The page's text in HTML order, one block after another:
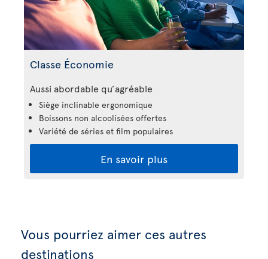
Classe Économie
Aussi abordable qu’agréable
Siège inclinable ergonomique
Boissons non alcoolisées offertes
Variété de séries et film populaires
En savoir plus
Vous pourriez aimer ces autres
destinations